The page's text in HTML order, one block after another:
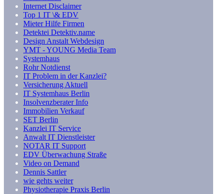
Internet Disclaimer
Top 1 IT \& EDV
Mieter Hilfe Firmen
Detektei Detektiv.name
Design Anstalt Webdesign
YMT - YOUNG Media Team
Systemhaus
Rohr Notdienst
IT Problem in der Kanzlei?
Versicherung Aktuell
IT Systemhaus Berlin
Insolvenzberater Info
Immobilien Verkauf
SET Berlin
Kanzlei IT Service
Anwalt IT Dienstleister
NOTAR IT Support
EDV Überwachung Straße
Video on Demand
Dennis Sattler
wie gehts weiter
Physiotherapie Praxis Berlin